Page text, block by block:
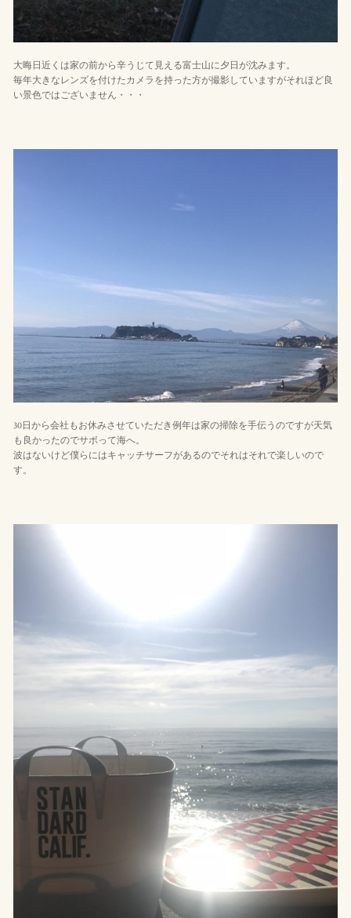
大晦日近くは家の前から辛うじて見える富士山に夕日が沈みます。
毎年大きなレンズを付けたカメラを持った方が撮影していますがそれほど良
い景色ではございません・・・
30日から会社もお休みさせていただき例年は家の掃除を手伝うのですが天気
も良かったのでサボって海へ。
波はないけど僕らにはキャッチサーフがあるのでそれはそれで楽しいので
す。